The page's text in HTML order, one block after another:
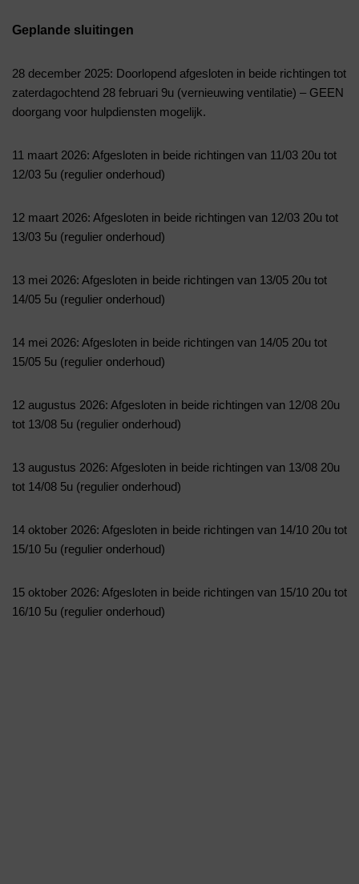
Geplande sluitingen
28 december 2025: Doorlopend afgesloten in beide richtingen tot
zaterdagochtend 28 februari 9u (vernieuwing ventilatie) – GEEN
doorgang voor hulpdiensten mogelijk.
11 maart 2026: Afgesloten in beide richtingen van 11/03 20u tot
12/03 5u (regulier onderhoud)
12 maart 2026: Afgesloten in beide richtingen van 12/03 20u tot
13/03 5u (regulier onderhoud)
13 mei 2026: Afgesloten in beide richtingen van 13/05 20u tot
14/05 5u (regulier onderhoud)
14 mei 2026: Afgesloten in beide richtingen van 14/05 20u tot
15/05 5u (regulier onderhoud)
12 augustus 2026: Afgesloten in beide richtingen van 12/08 20u
tot 13/08 5u (regulier onderhoud)
13 augustus 2026: Afgesloten in beide richtingen van 13/08 20u
tot 14/08 5u (regulier onderhoud)
14 oktober 2026: Afgesloten in beide richtingen van 14/10 20u tot
15/10 5u (regulier onderhoud)
15 oktober 2026: Afgesloten in beide richtingen van 15/10 20u tot
16/10 5u (regulier onderhoud)